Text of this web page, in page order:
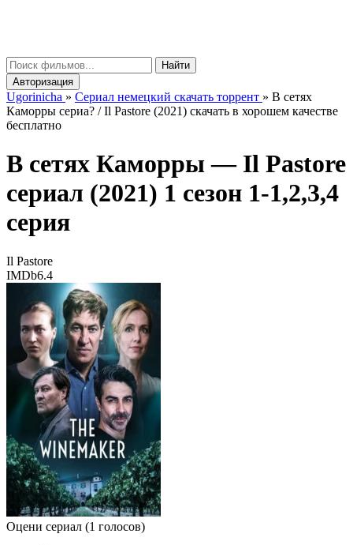
Найти
Авторизация
Ugorinicha » Сериал немецкий скачать торрент » В сетях
Каморры сериа? / Il Pastore (2021) скачать в хорошем качестве
бесплатно
В сетях Каморры — Il Pastore
сериал (2021) 1 сезон 1-1,2,3,4
серия
Il Pastore
IMDb6.4
Оцени сериал (1 голосов)